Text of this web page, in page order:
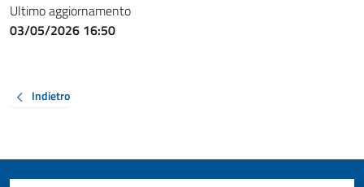
Ultimo aggiornamento
03/05/2026 16:50
Indietro